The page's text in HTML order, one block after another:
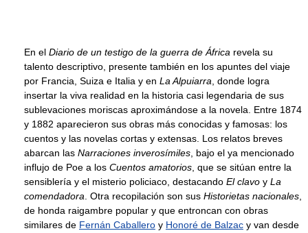
En el Diario de un testigo de la guerra de África revela su
talento descriptivo, presente también en los apuntes del viaje
por Francia, Suiza e Italia y en La Alpuiarra , donde logra
insertar la viva realidad en la historia casi legendaria de sus
sublevaciones moriscas aproximándose a la novela. Entre 1874
y 1882 aparecieron sus obras más conocidas y famosas: los
cuentos y las novelas cortas y extensas. Los relatos breves
abarcan las Narraciones inverosímiles , bajo el ya mencionado
influjo de Poe a los Cuentos amatorios , que se sitúan entre la
sensiblería y el misterio policiaco, destacando El clavo y La
comendadora . Otra recopilación son sus Historietas nacionales
de honda raigambre popular y que entroncan con obras
similares de Fernán Caballero y Honoré de Balzac y van desde